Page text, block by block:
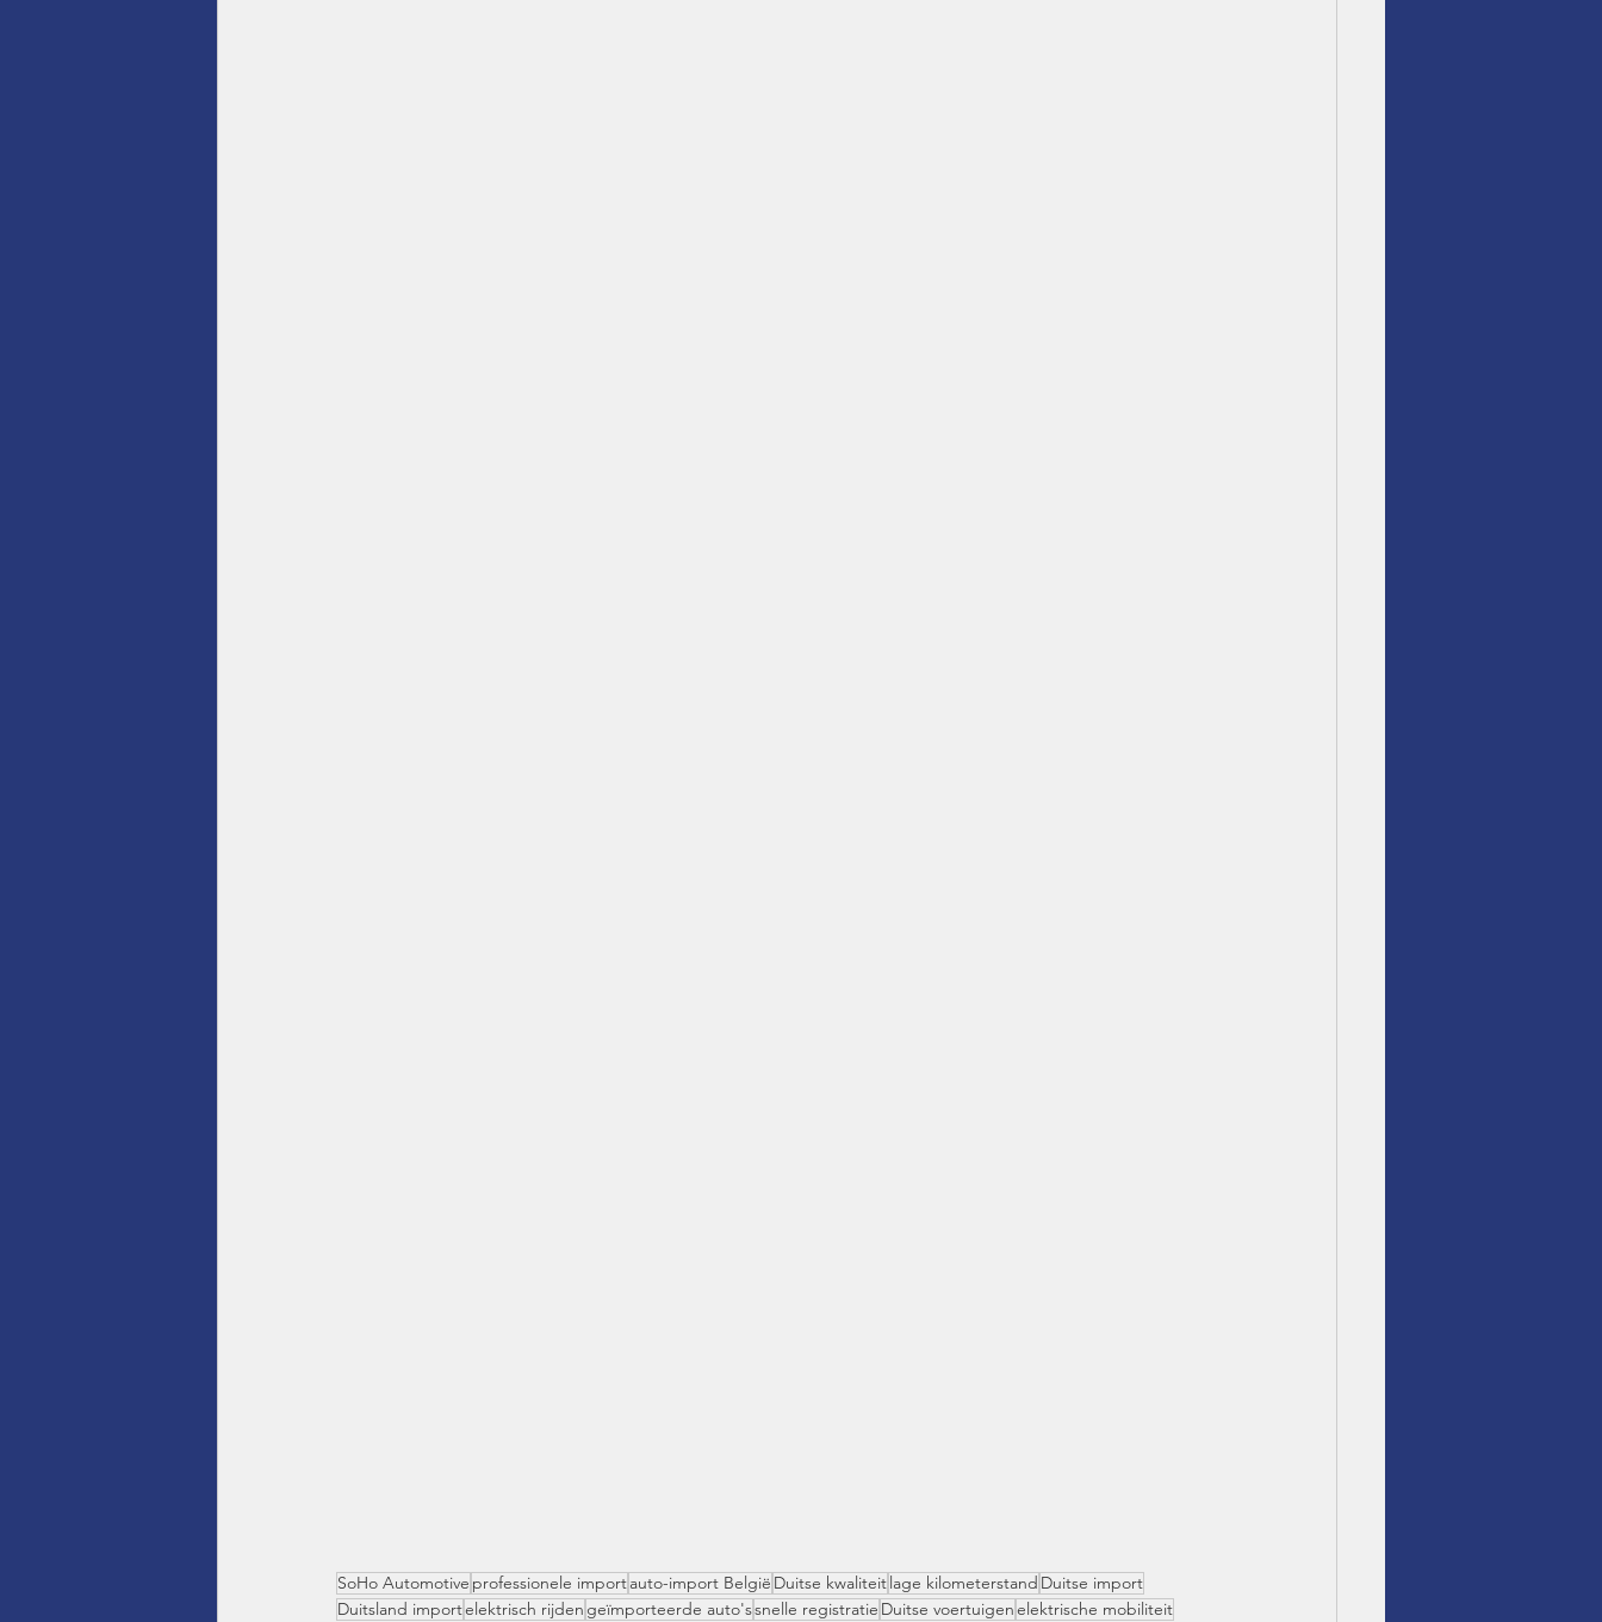
SoHo Automotive professionele importauto-import België Duitse kwaliteitlage kilometerstand Duitse import
Duitsland importelektrisch rijden geïmporteerde auto'ssnelle registratie Duitse voertuigenelektrische mobiliteit